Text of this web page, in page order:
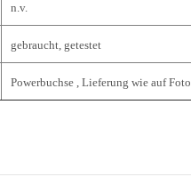
n.v.
gebraucht, getestet
Powerbuchse , Lieferung wie auf Foto